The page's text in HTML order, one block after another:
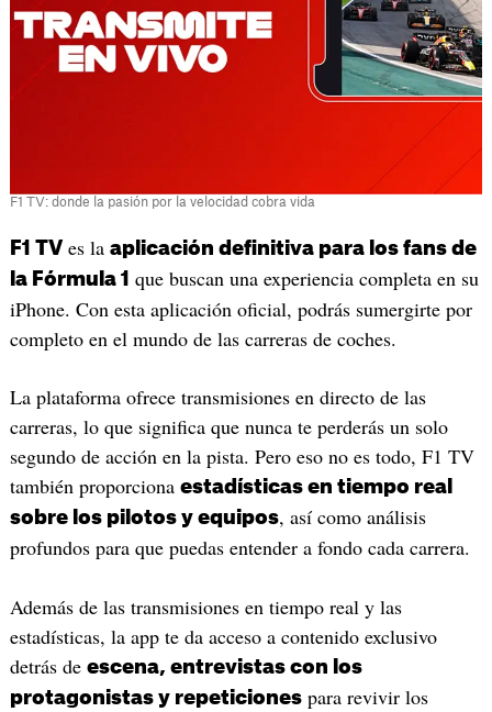
F1 TV: donde la pasión por la velocidad cobra vida
F1 TVes la aplicación definitiva para los fans de
la Fórmula 1 que buscan una experiencia completa en su
iPhone. Con esta aplicación oficial, podrás sumergirte por
completo en el mundo de las carreras de coches.
La plataforma ofrece transmisiones en directo de las
carreras, lo que significa que nunca te perderás un solo
segundo de acción en la pista. Pero eso no es todo, F1 TV
también proporciona estadísticas en tiempo real
sobre los pilotos y equipos, así como análisis
profundos para que puedas entender a fondo cada carrera.
Además de las transmisiones en tiempo real y las
estadísticas, la app te da acceso a contenido exclusivo
detrás de escena, entrevistas con los
protagonistas y repeticionespara revivir los